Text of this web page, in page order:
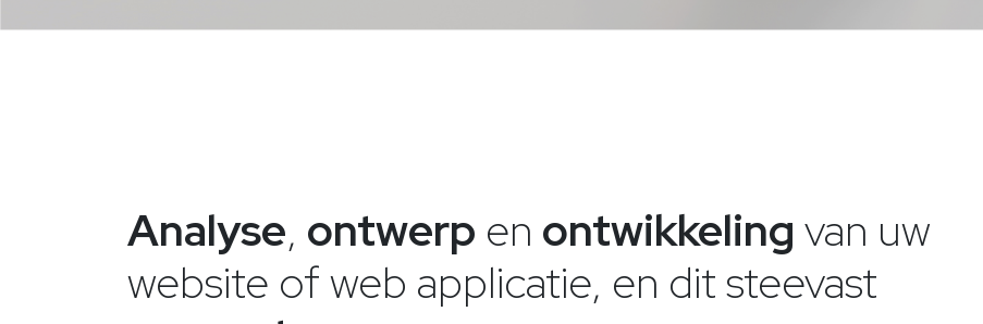
Analyse, ontwerp en ontwikkeling van uw
website of web applicatie, en dit steevast